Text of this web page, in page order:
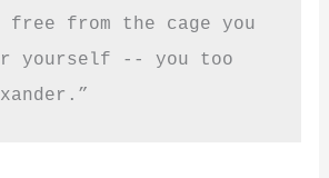
free from the cage you
yourself -- you too